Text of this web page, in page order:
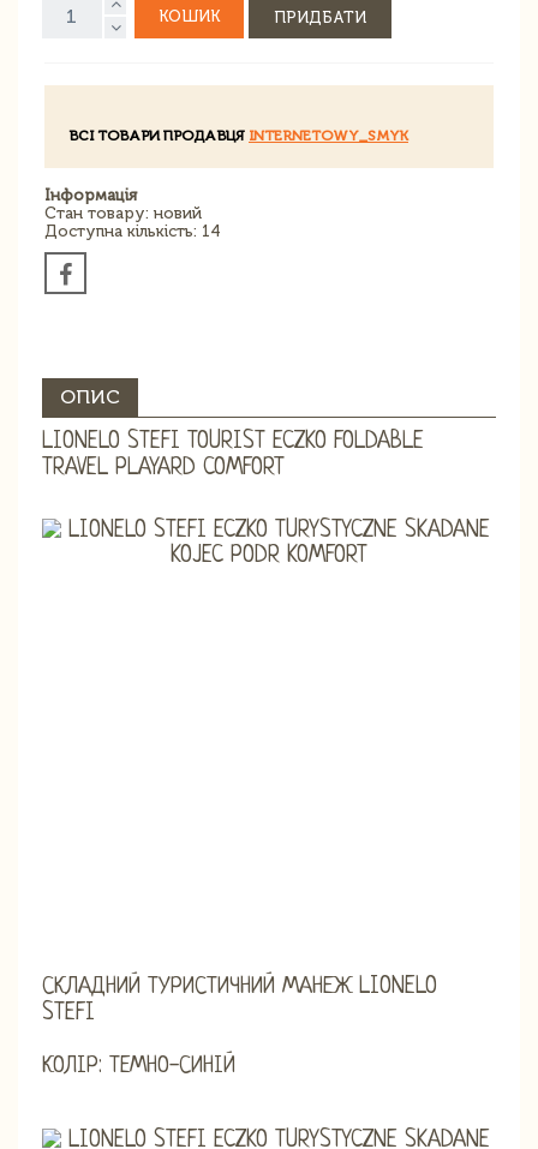
КОШИК ПРИДБАТИ
ВСІ ТОВАРИ ПРОДАВЦЯ INTERNETOWY_SMYK
Інформація
Стан товару: новий
Доступна кількість: 14
ОПИС
LIONELO STEFI TOURIST ECZKO FOLDABLE
TRAVEL PLAYARD COMFORT
СКЛАДНИЙ ТУРИСТИЧНИЙ МАНЕЖ LIONELO
STEFI
КОЛІР: ТЕМНО-СИНІЙ